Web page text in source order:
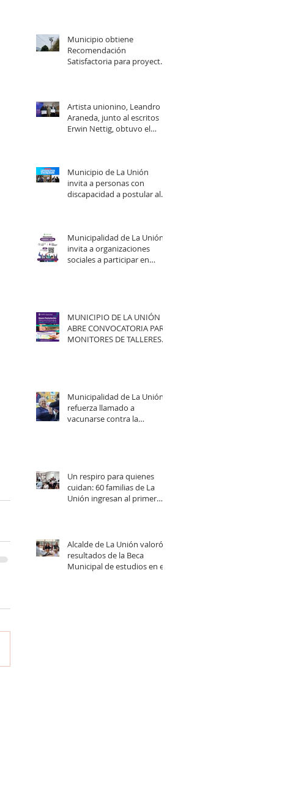
Municipio obtiene
Recomendación
Satisfactoria para proyecto
la comuna.
Artista unionino, Leandro
Araneda, junto al escritos
Erwin Nettig, obtuvo el
Municipio de La Unión
invita a personas con
discapacidad a postular al
Municipalidad de La Unión
invita a organizaciones
sociales a participar en
MUNICIPIO DE LA UNIÓN
ABRE CONVOCATORIA PARA
MONITORES DE TALLERES
Municipalidad de La Unión
refuerza llamado a
vacunarse contra la
Un respiro para quienes
cuidan: 60 familias de La
Unión ingresan al primer
Alcalde de La Unión valoró
resultados de la Beca
Municipal de estudios en el